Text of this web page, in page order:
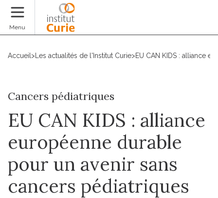
Menu
Accueil > Les actualités de l'Institut Curie>EU CAN KIDS : alliance
Cancers pédiatriques
EU CAN KIDS : alliance
européenne durable
pour un avenir sans
cancers pédiatriques